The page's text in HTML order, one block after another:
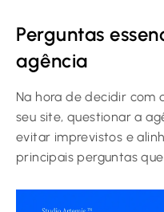
Perguntas
agência
Na hora de decidir com
seu site, questionar a
evitar imprevistos e
principais perguntas